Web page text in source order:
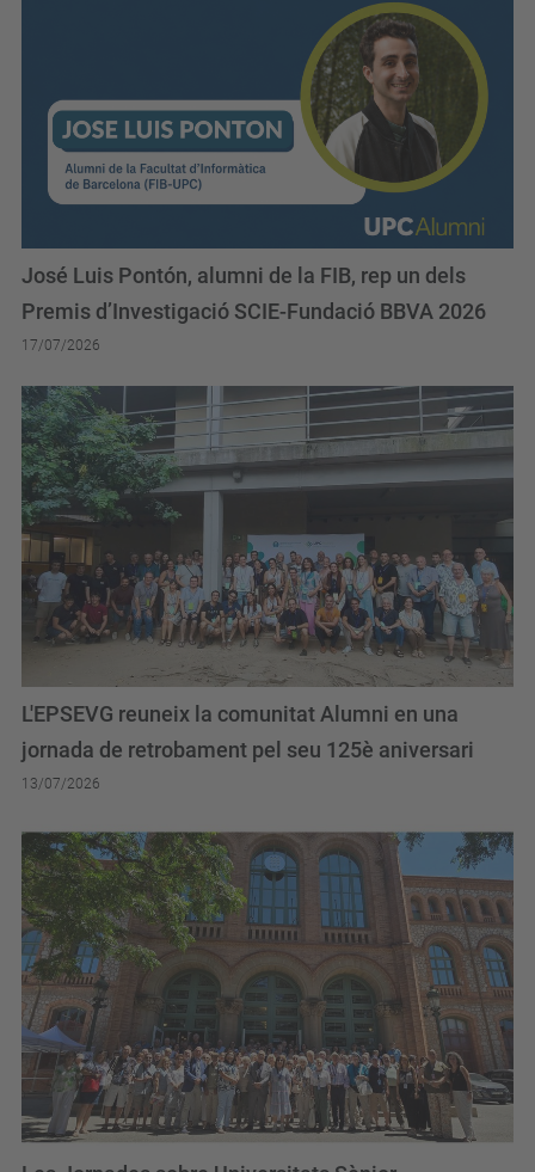
José Luis Pontón, alumni de la FIB, rep un dels
Premis d’Investigació SCIE-Fundació BBVA 2026
17/07/2026
L'EPSEVG reuneix la comunitat Alumni en una
jornada de retrobament pel seu 125è aniversari
13/07/2026